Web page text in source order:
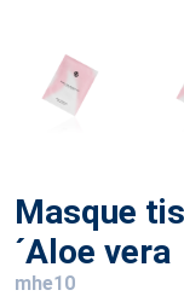
Masque
´Aloe vera
mhe10